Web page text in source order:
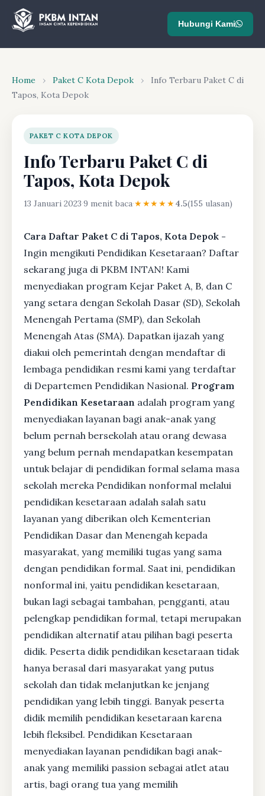
Hubungi Kami
Home › Paket C Kota Depok ›
Info Terbaru Paket C di
Tapos, Kota Depok
PAKET C KOTA DEPOK
Info Terbaru Paket C di
Tapos, Kota Depok
13 Januari 2023·9 menit baca·★★★★★4.5(155 ulasan)
Cara Daftar Paket C di Tapos, Kota Depok -
Ingin mengikuti Pendidikan Kesetaraan? Daftar
sekarang juga di PKBM INTAN! Kami
menyediakan program Kejar Paket A, B, dan C
yang setara dengan Sekolah Dasar (SD), Sekolah
Menengah Pertama (SMP), dan Sekolah
Menengah Atas (SMA). Dapatkan ijazah yang
diakui oleh pemerintah dengan mendaftar di
lembaga pendidikan resmi kami yang terdaftar
di Departemen Pendidikan Nasional. Program
Pendidikan Kesetaraan adalah program yang
menyediakan layanan bagi anak-anak yang
belum pernah bersekolah atau orang dewasa
yang belum pernah mendapatkan kesempatan
untuk belajar di pendidikan formal selama masa
sekolah mereka Pendidikan nonformal melalui
pendidikan kesetaraan adalah salah satu
layanan yang diberikan oleh Kementerian
Pendidikan Dasar dan Menengah kepada
masyarakat, yang memiliki tugas yang sama
dengan pendidikan formal. Saat ini, pendidikan
nonformal ini, yaitu pendidikan kesetaraan,
bukan lagi sebagai tambahan, pengganti, atau
pelengkap pendidikan formal, tetapi merupakan
pendidikan alternatif atau pilihan bagi peserta
didik. Peserta didik pendidikan kesetaraan tidak
hanya berasal dari masyarakat yang putus
sekolah dan tidak melanjutkan ke jenjang
pendidikan yang lebih tinggi. Banyak peserta
didik memilih pendidikan kesetaraan karena
lebih fleksibel. Pendidikan Kesetaraan
menyediakan layanan pendidikan bagi anak-
anak yang memiliki passion sebagai atlet atau
artis, bagi orang tua yang memilih